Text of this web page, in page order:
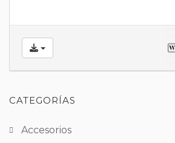
CATEGORÍAS
Accesorios